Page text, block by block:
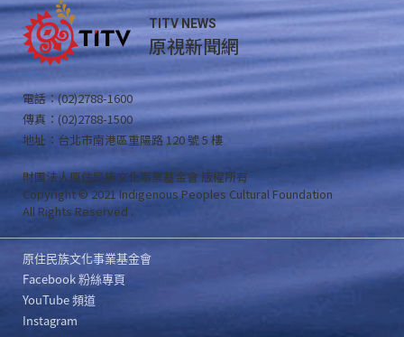
TITV NEWS
原視新聞網
電話：(02)2788-1600
傳真：(02)2788-1500
地址：台北市南港區重陽路 120 號 5 樓
財團法人原住民族文化事業基金會 版權所有
Copyright © 2021 Indigenous Peoples Cultural Foundation
All Rights Reserved .
原住民族文化事業基金會
Facebook 粉絲專頁
YouTube 頻道
Instagram